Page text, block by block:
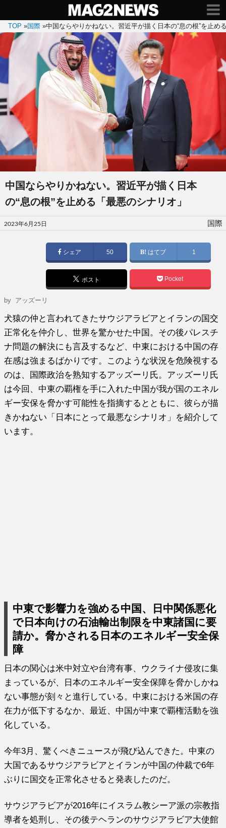
TOP »国際 »中国ならやりかねない。習近平が描く日本の“息の根”を止め
中国ならやりかねない。習近平が描く日本
の“息の根”を止める「最悪のシナリオ」
投
稿
2023年6月25日 国際
シェア 50 はてブ 1
ポスト Pocket
by アッズーリ
犬猿の仲と言われてきたサウジアラビアとイランの国交
正常化を仲介し、世界を驚かせた中国。その後パレスチ
ナ問題の解決にも言及するなど、中東における中国の存
在感は強まるばかりです。このような状況を危険視する
のは、国際政治を熟知するアッズーリ氏。アッズーリ氏
は今回、中東の覇権を手に入れた中国が我が国のエネル
ギー安保を脅かす可能性を指摘するとともに、彼らが描
きかねない「日本にとって最悪なシナリオ」を紹介して
います。
中東で影響力を強める中国、日中関係悪化
で日本向けの石油輸出制限を中東諸国に要
請か。脅かされる日本のエネルギー安全保
障
日本の関心は米中対立や台湾有事、ウクライナ侵攻に集
まっているが、日本のエネルギー安全保障を脅かしかね
ない事態が刻々と進行している。中東における米国の存
在力が低下するなか、最近、中国が中東で覇権活動を強
化している。
今年3月、驚くべきニュースが飛び込んできた。中東の
大国であるサウジアラビアとイランが中国の仲裁で6年
ぶりに国交を正常化させると発表したのだ。
サウジアラビアが2016年にイスラム教シーア派の宗教指
導者を処刑し、その後テヘランのサウジアラビア大使館